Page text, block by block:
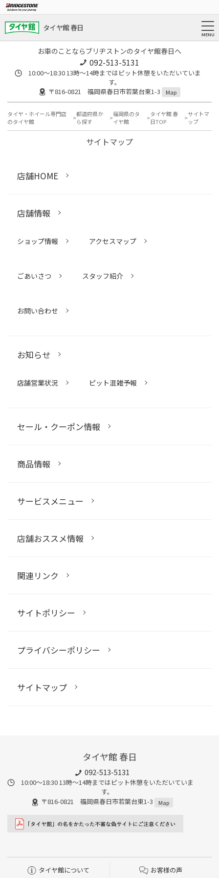
タイヤ館 春日
お車のことならブリヂストンのタイヤ館春日へ
092-513-5131
10:00～18:30 13時〜14時まではピット休憩をいただいていま
す。
〒816-0821 福岡県春日市若葉台東1-3
Map
タイヤ・ホイール専門店
のタイヤ館
都道府県か
ら探す
福岡県のタ
イヤ館
タイヤ館 春
日TOP
サイトマ
ップ
サイトマップ
店舗HOME
店舗情報
ショップ情報 アクセスマップ
ごあいさつ スタッフ紹介
お問い合わせ
お知らせ
店舗営業状況 ピット混雑予報
セール・クーポン情報
商品情報
サービスメニュー
店舗おススメ情報
関連リンク
サイトポリシー
プライバシーポリシー
サイトマップ
タイヤ館 春日
092-513-5131
10:00～18:30 13時〜14時まではピット休憩をいただいていま
す。
〒816-0821 福岡県春日市若葉台東1-3
Map
タイヤ館について お客様の声